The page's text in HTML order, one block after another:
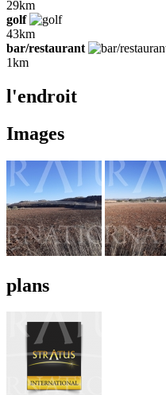
29km
golf
43km
bar/restaurant
1km
l'endroit
Images
plans